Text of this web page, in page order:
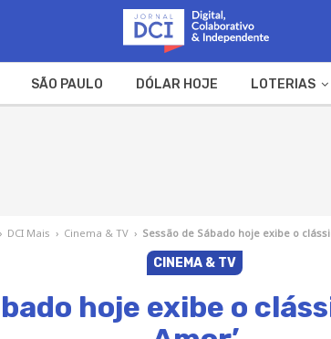
SÃO PAULO DÓLAR HOJE LOTERIAS
› DCI Mais › Cinema & TV › Sessão de Sábado hoje exibe o
CINEMA & TV
hoje exibe o